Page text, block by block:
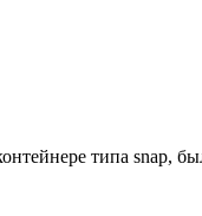
типа snap,